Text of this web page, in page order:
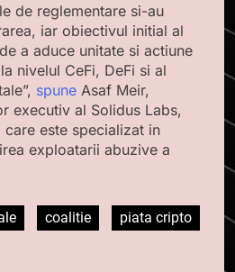
de reglementare si-au
iar obiectivul initial al
a aduce unitate si actiune
nivelul CeFi, DeFi si al
spune Asaf Meir,
executiv al Solidus Labs,
este specializat in
exploatarii abuzive a
coalitie piata cripto